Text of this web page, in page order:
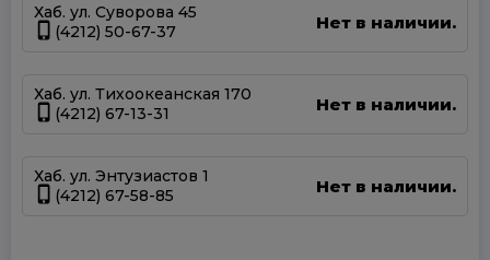
Хаб. ул. Суворова 45
(4212) 50-67-37
Нет в наличии.
Хаб. ул. Тихоокеанская 170
(4212) 67-13-31
Нет в наличии.
Хаб. ул. Энтузиастов 1
(4212) 67-58-85
Нет в наличии.